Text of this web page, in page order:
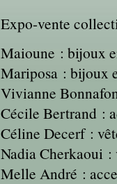
Expo-vente
Maioune : bijoux
Mariposa : bijoux
Vivianne
Cécile Bertrand :
Céline Decerf :
Nadia Cherkaoui :
Melle André :